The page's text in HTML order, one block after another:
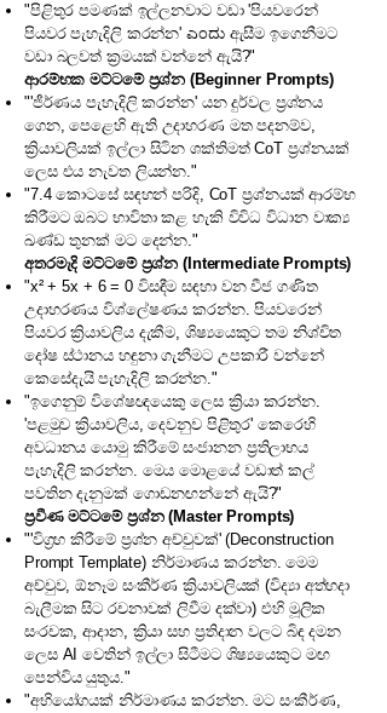
"පිළිතුර පමණක් ඉල්ලනවාට වඩා 'පියවරෙන්
පියවර පැහැදිලි කරන්න' ಎಂದು ඇසීම ඉගෙනීමට
වඩා බලවත් ක්‍රමයක් වන්නේ ඇයි?"
ආරම්භක මට්ටමේ ප්‍රශ්න (Beginner Prompts)
"'ජීර්ණය පැහැදිලි කරන්න' යන දුර්වල ප්‍රශ්නය
ගෙන, පෙළෙහි ඇති උදාහරණ මත පදනම්ව,
ක්‍රියාවලියක් ඉල්ලා සිටින ශක්තිමත් CoT ප්‍රශ්නයක්
ලෙස එය නැවත ලියන්න."
"7.4 කොටසේ සඳහන් පරිදි, CoT ප්‍රශ්නයක් ආරම්භ
කිරීමට ඔබට භාවිතා කළ හැකි විවිධ විධාන වාක්‍ය
ඛණ්ඩ තුනක් මට දෙන්න."
අතරමැදි මට්ටමේ ප්‍රශ්න (Intermediate Prompts)
"x² + 5x + 6 = 0 විසඳීම සඳහා වන වීජ ගණිත
උදාහරණය විශ්ලේෂණය කරන්න. පියවරෙන්
පියවර ක්‍රියාවලිය දැකීම, ශිෂ්‍යයෙකුට තම නිශ්චිත
දෝෂ ස්ථානය හඳුනා ගැනීමට උපකාරී වන්නේ
කෙසේදැයි පැහැදිලි කරන්න."
"ඉගෙනුම් විශේෂඥයෙකු ලෙස ක්‍රියා කරන්න.
'පළමුව ක්‍රියාවලිය, දෙවනුව පිළිතුර' කෙරෙහි
අවධානය යොමු කිරීමේ සංජානන ප්‍රතිලාභය
පැහැදිලි කරන්න. මෙය මොළයේ වඩාත් කල්
පවතින දැනුමක් ගොඩනඟන්නේ ඇයි?"
ප්‍රවීණ මට්ටමේ ප්‍රශ්න (Master Prompts)
"'විග්‍රහ කිරීමේ ප්‍රශ්න අච්චුවක්' (Deconstruction
Prompt Template) නිර්මාණය කරන්න. මෙම
අච්චුව, ඕනෑම සංකීර්ණ ක්‍රියාවලියක් (විද්‍යා අත්හදා
බැලීමක සිට රචනාවක් ලිවීම දක්වා) එහි මූලික
සංරචක, ආදාන, ක්‍රියා සහ ප්‍රතිදාන වලට බිඳ දමන
ලෙස AI වෙතින් ඉල්ලා සිටීමට ශිෂ්‍යයෙකුට මඟ
පෙන්විය යුතුය."
"අභියෝගයක් නිර්මාණය කරන්න. මට සංකීර්ණ,